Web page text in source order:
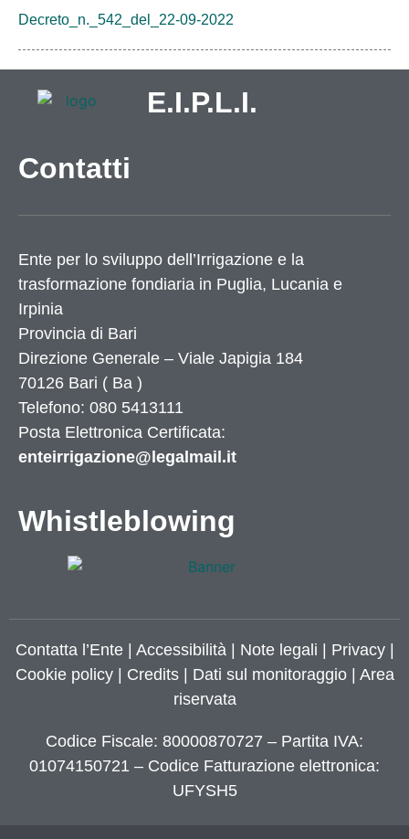
Decreto_n._542_del_22-09-2022
E.I.P.L.I.
Contatti
Ente per lo sviluppo dell’Irrigazione e la
trasformazione fondiaria in Puglia, Lucania e
Irpinia
Provincia di Bari
Direzione Generale – Viale Japigia 184
70126 Bari ( Ba )
Telefono: 080 5413111
Posta Elettronica Certificata:
enteirrigazione@legalmail.it
Whistleblowing
Contatta l’Ente| Accessibilità | Note legali | Privacy|
Cookie policy| Credits| Dati sul monitoraggio | Area
riservata
Codice Fiscale: 80000870727 – Partita IVA:
01074150721 – Codice Fatturazione elettronica:
UFYSH5